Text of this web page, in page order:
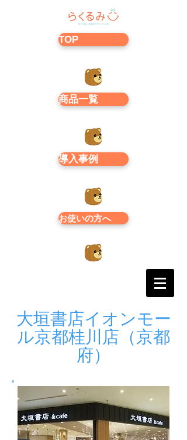
TOP
商品一覧
導入事例
お使いの方へ
大垣書店イオンモー
ル京都桂川店（京都
府）